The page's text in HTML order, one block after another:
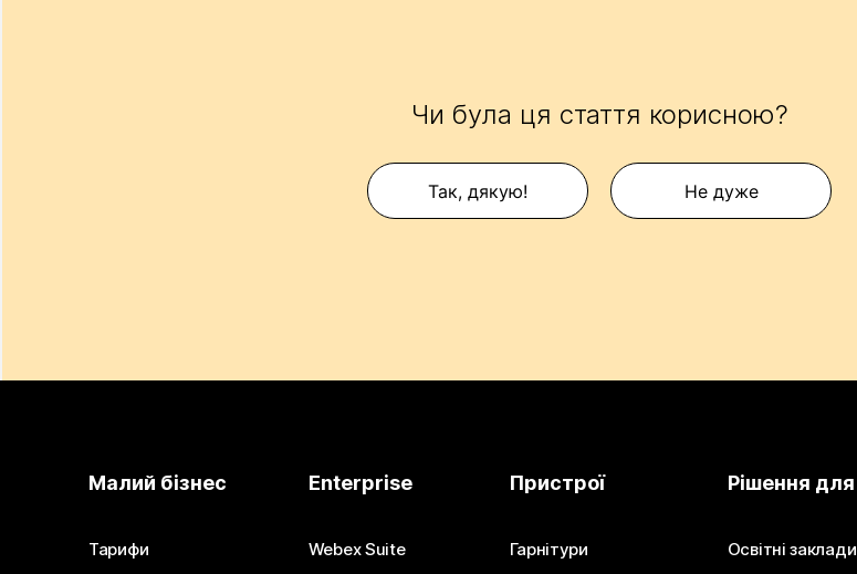
Чи була ця стаття корисною?
Так, дякую! Не дуже
Малий бізнес
Тарифи
Enterprise
Webex Suite
Пристрої
Гарнітури
Рішення для
Освітні заклади